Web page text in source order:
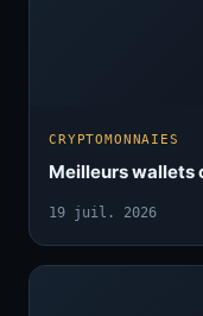
CRYPTOMONNAIES
Meilleurs wallets
19 juil. 2026